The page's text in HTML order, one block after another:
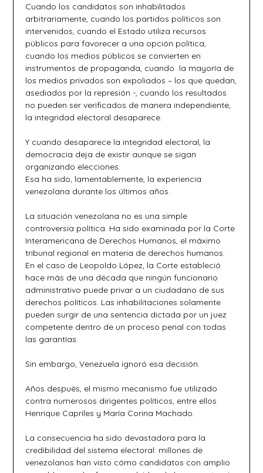
Cuando los candidatos son inhabilitados
arbitrariamente, cuando los partidos políticos son
intervenidos, cuando el Estado utiliza recursos
públicos para favorecer a una opción política,
cuando los medios públicos se convierten en
instrumentos de propaganda, cuando la mayoría de
los medios privados son expoliados – los que quedan,
asediados por la represión -, cuando los resultados
no pueden ser verificados de manera independiente,
la integridad electoral desaparece.
Y cuando desaparece la integridad electoral, la
democracia deja de existir aunque se sigan
organizando elecciones.
Esa ha sido, lamentablemente, la experiencia
venezolana durante los últimos años.
La situación venezolana no es una simple
controversia política. Ha sido examinada por la Corte
Interamericana de Derechos Humanos, el máximo
tribunal regional en materia de derechos humanos.
En el caso de Leopoldo López, la Corte estableció
hace más de una década que ningún funcionario
administrativo puede privar a un ciudadano de sus
derechos políticos. Las inhabilitaciones solamente
pueden surgir de una sentencia dictada por un juez
competente dentro de un proceso penal con todas
las garantías.
Sin embargo, Venezuela ignoró esa decisión.
Años después, el mismo mecanismo fue utilizado
contra numerosos dirigentes políticos, entre ellos
Henrique Capriles y María Corina Machado.
La consecuencia ha sido devastadora para la
credibilidad del sistema electoral: millones de
venezolanos han visto cómo candidatos con amplio